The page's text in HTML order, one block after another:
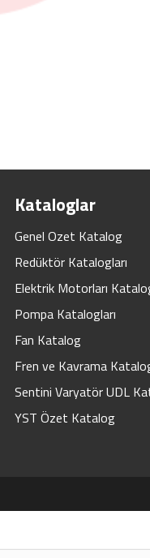
Kataloglar
Genel Ozet Katalog
Redüktör Katalogları
Elektrik Motorları
Pompa Katalogları
Fan Katalog
Fren ve Kavrama
Sentini Varyatör UDL
YST Özet Katalog